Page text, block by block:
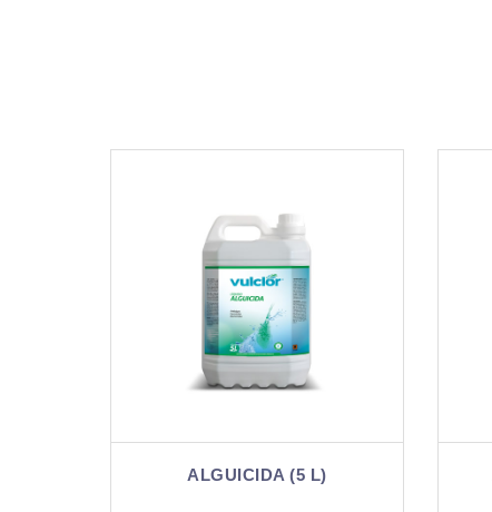
ALGUICIDA (5 L)